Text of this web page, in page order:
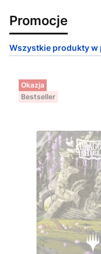
Promocje
Wszystkie produkty w
Okazja
Bestseller